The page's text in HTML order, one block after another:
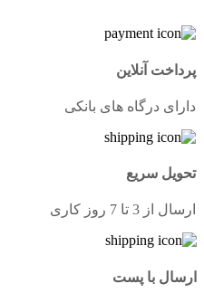
پرداخت آنلاین
دارای درگاه های بانکی
تحویل سریع
ارسال از 3 تا 7 روز کاری
ارسال با پست